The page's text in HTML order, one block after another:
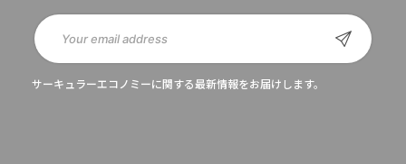
サーキュラーエコノミーに関する最新情報をお届けします。